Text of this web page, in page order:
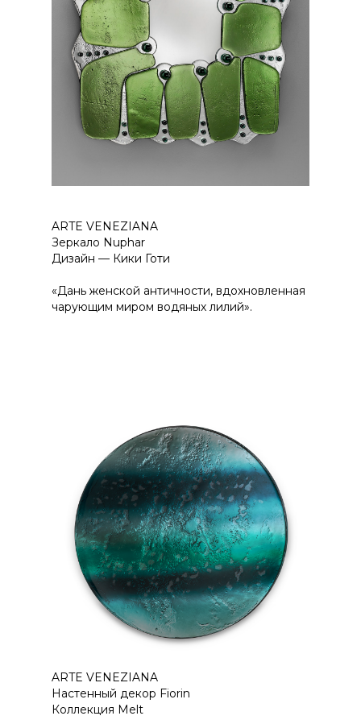
ARTE VENEZIANA
Зеркало Nuphar
Дизайн — Кики Готи
«Дань женской античности, вдохновленная
чарующим миром водяных лилий».
ARTE VENEZIANA
Настенный декор Fiorin
Коллекция Melt